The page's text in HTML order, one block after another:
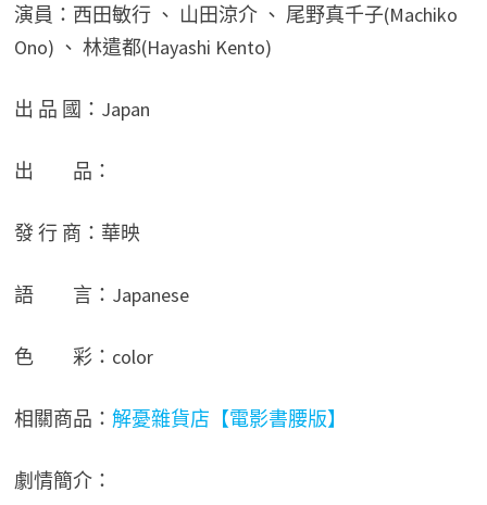
演員：西田敏行 、 山田涼介 、 尾野真千子(Machiko
Ono) 、 林遣都(Hayashi Kento)
出 品 國：Japan
出 品：
發 行 商：華映
語 言：Japanese
色 彩：color
相關商品： 解憂雜貨店【電影書腰版】
劇情簡介：